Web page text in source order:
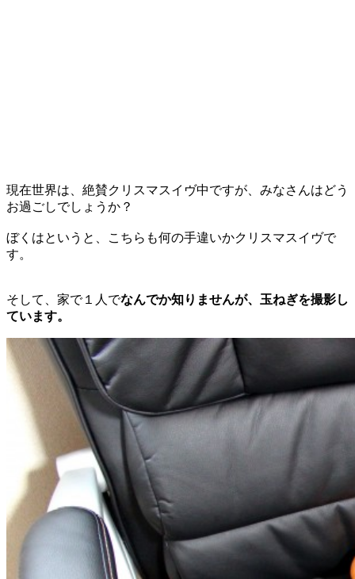
現在世界は、絶賛クリスマスイヴ中ですが、みなさんはどう
お過ごしでしょうか？
ぼくはというと、こちらも何の手違いかクリスマスイヴで
す。
そして、家で１人でなんでか知りませんが、玉ねぎを撮影し
ています。